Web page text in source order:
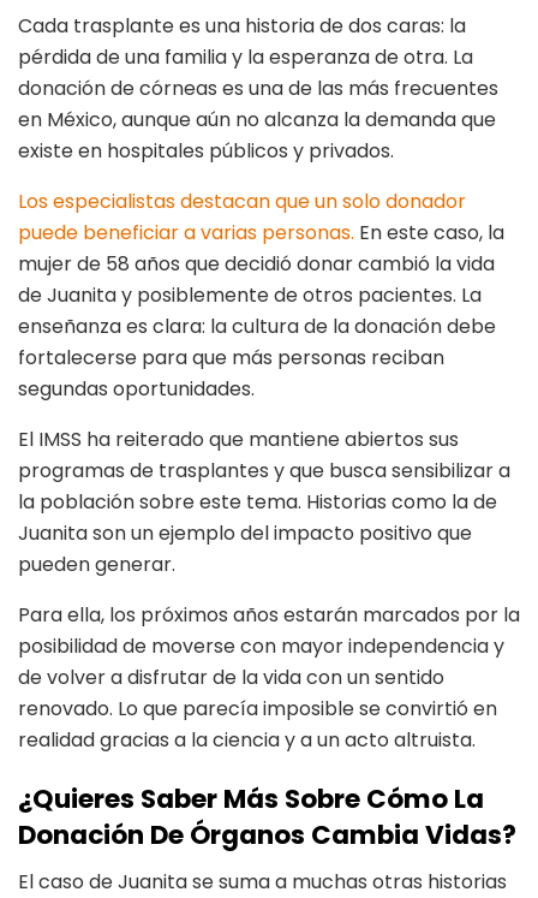
Cada trasplante es una historia de dos caras: la
pérdida de una familia y la esperanza de otra. La
donación de córneas es una de las más frecuentes
en México, aunque aún no alcanza la demanda que
existe en hospitales públicos y privados.
Los especialistas destacan que un solo donador
puede beneficiar a varias personas. En este caso, la
mujer de 58 años que decidió donar cambió la vida
de Juanita y posiblemente de otros pacientes. La
enseñanza es clara: la cultura de la donación debe
fortalecerse para que más personas reciban
segundas oportunidades.
El IMSS ha reiterado que mantiene abiertos sus
programas de trasplantes y que busca sensibilizar a
la población sobre este tema. Historias como la de
Juanita son un ejemplo del impacto positivo que
pueden generar.
Para ella, los próximos años estarán marcados por la
posibilidad de moverse con mayor independencia y
de volver a disfrutar de la vida con un sentido
renovado. Lo que parecía imposible se convirtió en
realidad gracias a la ciencia y a un acto altruista.
¿Quieres Saber Más Sobre Cómo La
Donación De Órganos Cambia Vidas?
El caso de Juanita se suma a muchas otras historias